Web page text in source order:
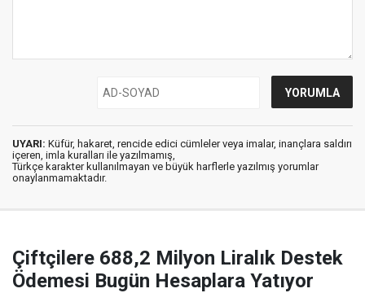
UYARI: Küfür, hakaret, rencide edici cümleler veya imalar, inançlara saldırı
içeren, imla kuralları ile yazılmamış,
Türkçe karakter kullanılmayan ve büyük harflerle yazılmış yorumlar
onaylanmamaktadır.
Çiftçilere 688,2 Milyon Liralık Destek
Ödemesi Bugün Hesaplara Yatıyor